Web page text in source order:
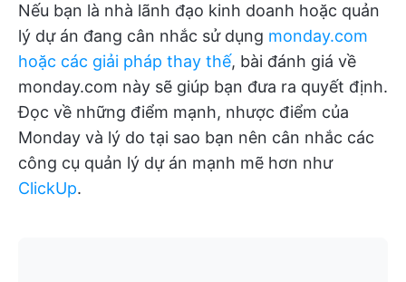
Nếu bạn là nhà lãnh đạo kinh doanh hoặc quản
lý dự án đang cân nhắc sử dụng monday.com
hoặc các giải pháp thay thế, bài đánh giá về
monday.com này sẽ giúp bạn đưa ra quyết định.
Đọc về những điểm mạnh, nhược điểm của
Monday và lý do tại sao bạn nên cân nhắc các
công cụ quản lý dự án mạnh mẽ hơn như
ClickUp.